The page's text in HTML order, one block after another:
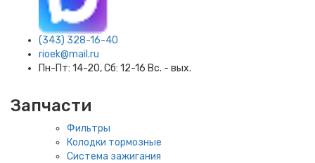
(343) 328-16-40
rioek@mail.ru
Пн-Пт: 14-20, Сб: 12-16 Вс. - вых.
Запчасти
Фильтры
Колодки тормозные
Система зажигания